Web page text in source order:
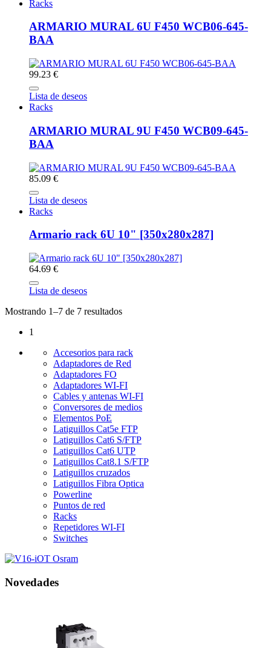
Racks
ARMARIO MURAL 6U F450 WCB06-645-
BAA
99.23 €
Lista de deseos
Racks
ARMARIO MURAL 9U F450 WCB09-645-
BAA
85.09 €
Lista de deseos
Racks
Armario rack 6U 10" [350x280x287]
64.69 €
Lista de deseos
Mostrando 1–7 de 7 resultados
1
Accesorios para rack
Adaptadores de Red
Adaptadores FO
Adaptadores WI-FI
Cables y antenas WI-FI
Conversores de medios
Elementos PoE
Latiguillos Cat5e FTP
Latiguillos Cat6 S/FTP
Latiguillos Cat6 UTP
Latiguillos Cat8.1 S/FTP
Latiguillos cruzados
Latiguillos Fibra Optica
Powerline
Puntos de red
Racks
Repetidores WI-FI
Switches
Novedades